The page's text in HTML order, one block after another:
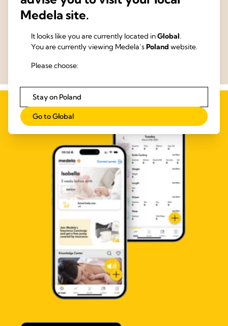
W ciągu ostatnich 60 lat nasza firma poświęciła się działalności
naukowej, tak aby pielęgnacja najdelikatniejszych okolic ciała
Czytaj więcej
Medela site.
It looks like you are currently located inGlobal.
You are currently viewing Medela’sPoland website.
Please choose:
Stay on Poland
Go to Global